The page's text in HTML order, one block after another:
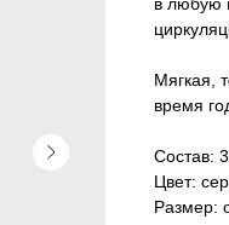
в любую
Мягкая,
время
Состав:
Цвет:
Размер: